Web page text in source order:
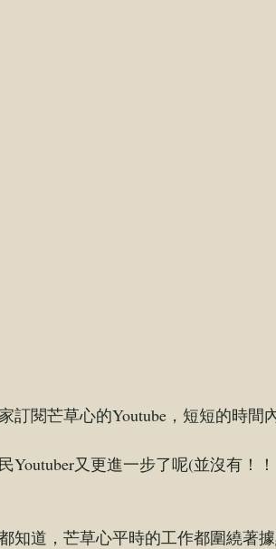
訂閱芒草心的Youtube，短短的時間
Youtuber又更進一步了呢(並沒有！
知道，芒草心平時的工作都圍繞著